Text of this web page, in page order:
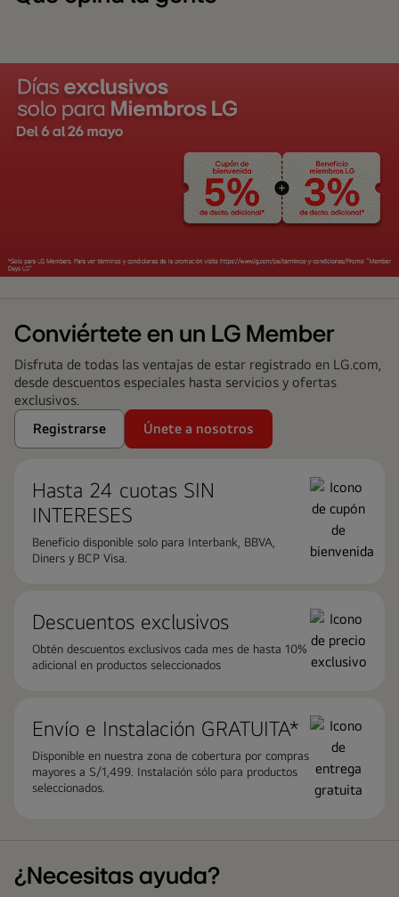
Conviértete en un LG Member
Disfruta de todas las ventajas de estar registrado en LG.com,
desde descuentos especiales hasta servicios y ofertas
exclusivos.
Registrarse
Únete a nosotros
Hasta 24 cuotas ​SIN
INTERESES
Beneficio disponible solo para Interbank, BBVA,
Diners y BCP Visa.
Descuentos exclusivos
Obtén descuentos exclusivos cada mes de hasta 10%
adicional en productos seleccionados
Envío e Instalación GRATUITA*
Disponible en nuestra zona de cobertura por compras
mayores a S/1,499. Instalación sólo para productos
seleccionados.
¿Necesitas ayuda?